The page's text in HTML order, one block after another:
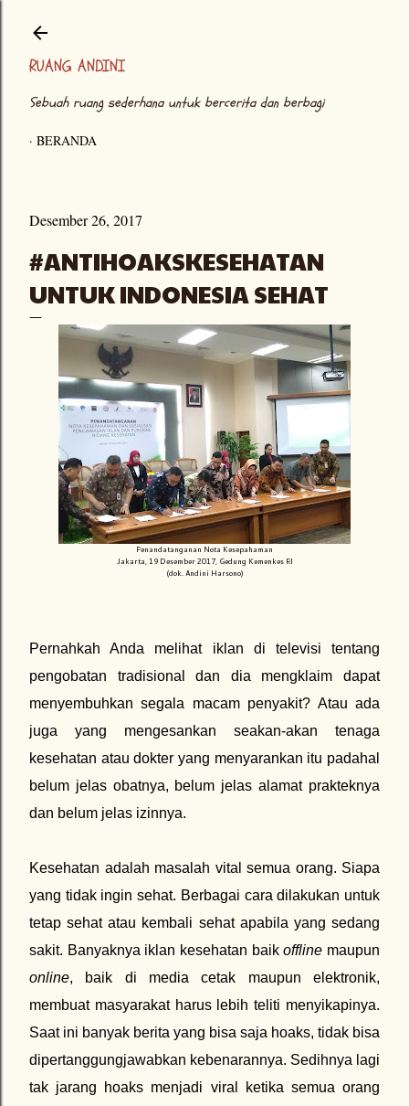
RUANG ANDINI
Sebuah ruang sederhana untuk bercerita dan berbagi
BERANDA
Desember 26, 2017
#ANTIHOAKSKESEHATAN
UNTUK INDONESIA SEHAT
Penandatanganan Nota Kesepahaman
Jakarta, 19 Desember 2017, Gedung Kemenkes RI
(dok. Andini Harsono)
Pernahkah Anda melihat iklan di televisi tentang
pengobatan tradisional dan dia mengklaim dapat
menyembuhkan segala macam penyakit? Atau ada
juga yang mengesankan seakan-akan tenaga
kesehatan atau dokter yang menyarankan itu padahal
belum jelas obatnya, belum jelas alamat prakteknya
dan belum jelas izinnya.
Kesehatan adalah masalah vital semua orang. Siapa
yang tidak ingin sehat. Berbagai cara dilakukan untuk
tetap sehat atau kembali sehat apabila yang sedang
sakit. Banyaknya iklan kesehatan baikoffline maupun
online, baik di media cetak maupun elektronik,
membuat masyarakat harus lebih teliti menyikapinya.
Saat ini banyak berita yang bisa saja hoaks, tidak bisa
dipertanggungjawabkan kebenarannya. Sedihnya lagi
tak jarang hoaks menjadi viral ketika semua orang